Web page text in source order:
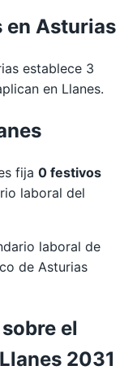
en Asturias
establece 3
en Llanes.
fija 0 festivos
laboral del
laboral de
de Asturias
el
2031